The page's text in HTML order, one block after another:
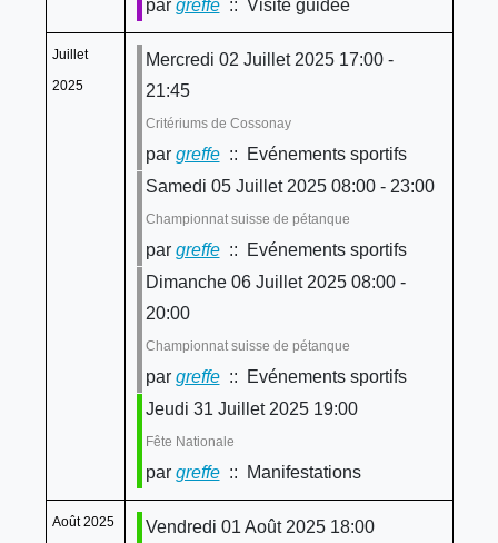
par greffe:: Visite guidée
Juillet
2025
Mercredi 02 Juillet 2025 17:00 -
21:45
Critériums de Cossonay
par greffe:: Evénements sportifs
Samedi 05 Juillet 2025 08:00 - 23:00
Championnat suisse de pétanque
par greffe:: Evénements sportifs
Dimanche 06 Juillet 2025 08:00 -
20:00
Championnat suisse de pétanque
par greffe:: Evénements sportifs
Jeudi 31 Juillet 2025 19:00
Fête Nationale
par greffe:: Manifestations
Août 2025 Vendredi 01 Août 2025 18:00